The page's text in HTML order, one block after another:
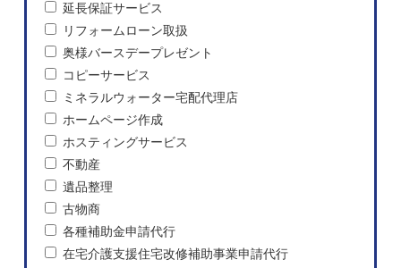
延長保証サービス
リフォームローン取扱
奥様バースデープレゼント
コピーサービス
ミネラルウォーター宅配代理店
ホームページ作成
ホスティングサービス
不動産
遺品整理
古物商
各種補助金申請代行
在宅介護支援住宅改修補助事業申請代行